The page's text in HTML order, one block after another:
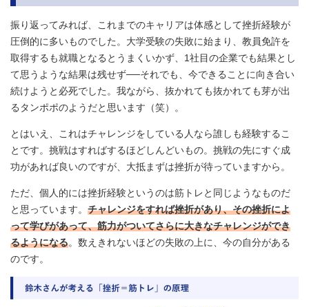
振り返ってみれば、これまでのキャリアは体感として挫折経験が
圧倒的に多いものでした。大学受験の失敗に始まり、教員免許を
取得するも就職となるとうまくいかず、1社目の企業でも結果とし
て思うような結果は残せず──それでも、今できることに向き合い
続けようと必死でした。我ながら、抜かれても抜かれても芽が出
るタンポポのようだと思います（笑）。
とはいえ、これはチャレンジをしている人なら誰しも経験するこ
とです。挑戦はすればするほどしんどいもの。挑戦の先にすぐ成
功があれば良いのですが、大抵まずは挫折が待っていますから。
ただ、個人的には挫折経験というのは筋トレと同じようなものだ
と思っています。 チャレンジをすれば挫折があり、その挫折によ
って学びがあって、筋力がついてさらに大きなチャレンジができ
るようになる。数えきれないほどの失敗の上に、今の自分がある
のです。